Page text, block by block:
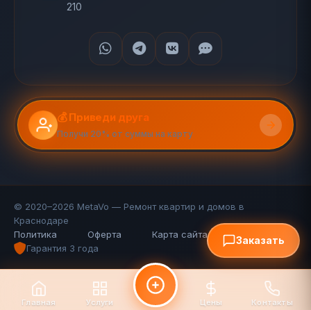
210
💰 Приведи друга
Получи 20% от суммы на карту
© 2020–2026 MetaVo — Ремонт квартир и домов в
Краснодаре
Политика
Оферта Карта сайта (110 стр.)
FAQ
Гарантия 3 года
Заказать
Главная Услуги Цены Контакты